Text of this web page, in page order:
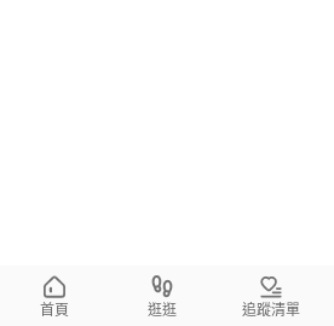
首頁 逛逛 追蹤清單